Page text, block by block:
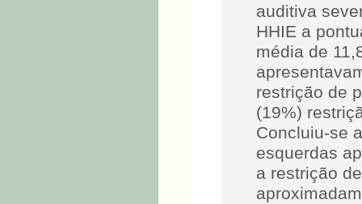
auditiva
HHIE a
média de
restrição de
(19%)
Concluiu-se
esquerdas
a restrição